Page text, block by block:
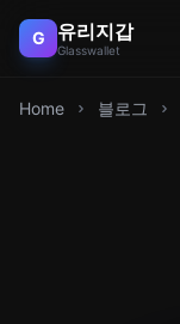
G 유리지갑
Glasswallet
Home 블로그